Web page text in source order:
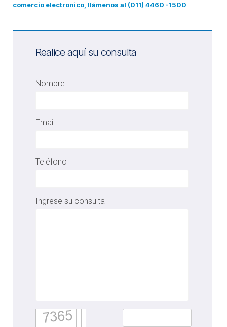
comercio electronico, llámenos al (011) 4460 -1500
Realice aquí su consulta
Nombre
Email
Teléfono
Ingrese su consulta